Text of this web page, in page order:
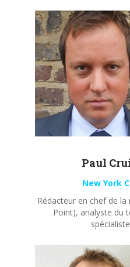
Paul
New York
Rédacteur en chef de la
Point), analyste du